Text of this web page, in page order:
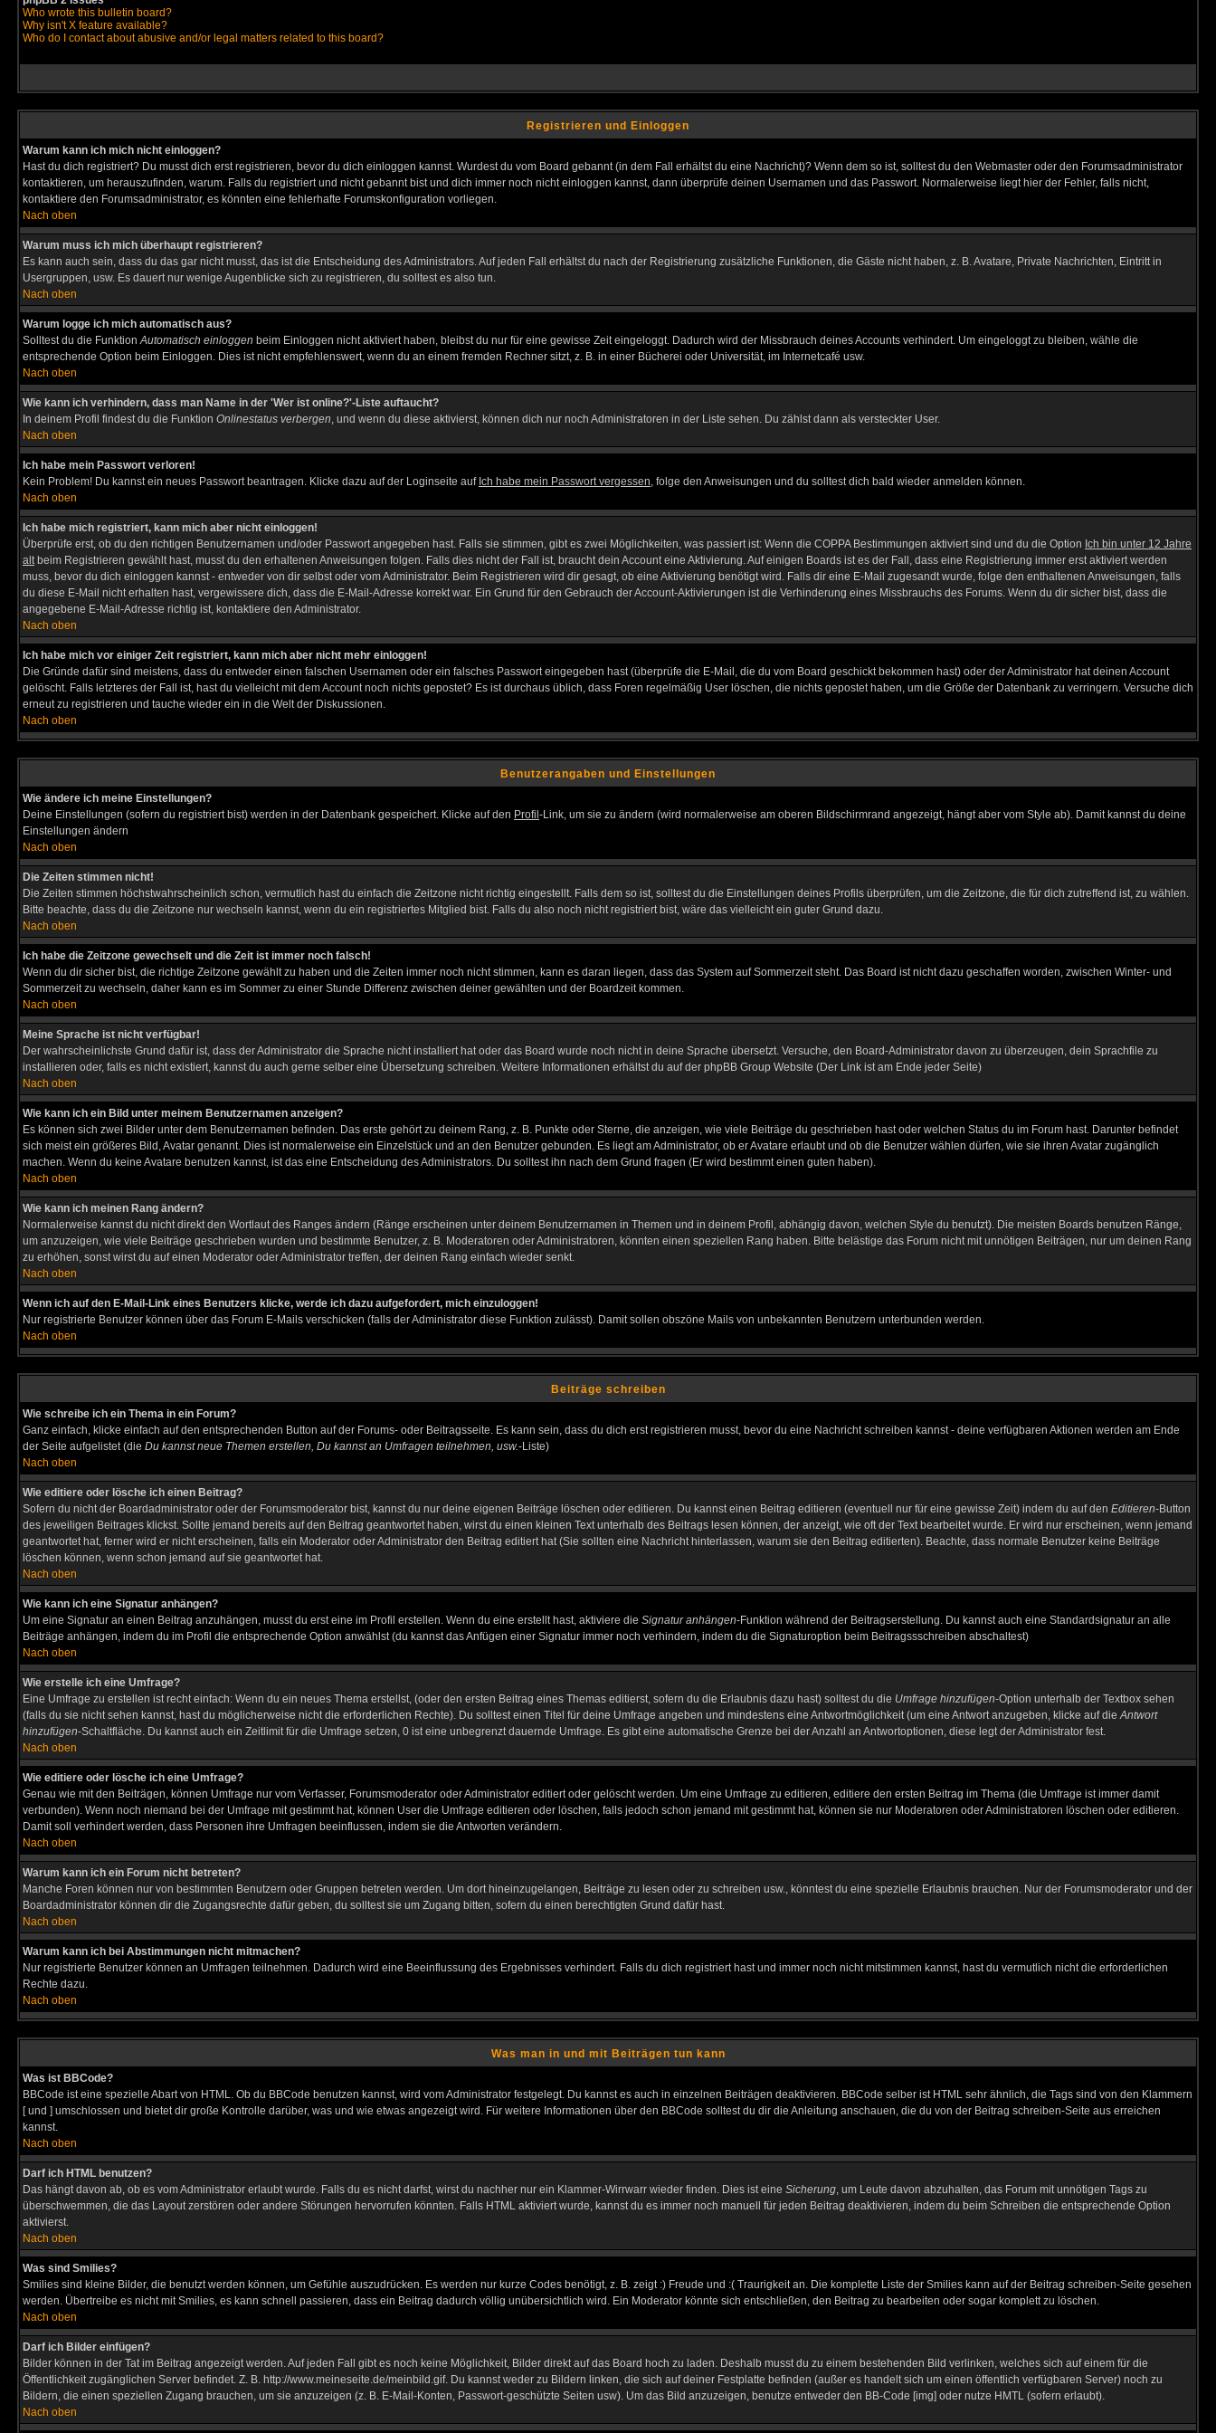
Who wrote this bulletin board?
Why isn't X feature available?
Who do I contact about abusive and/or legal matters related to this board?
Registrieren und Einloggen
Warum kann ich mich nicht einloggen?
Hast du dich registriert? Du musst dich erst registrieren, bevor du dich einloggen kannst. Wurdest du vom Board gebannt (in dem Fall erhältst du eine Nachricht)? Wenn dem so ist, solltest du den Webmaster oder den Forumsadministrator
kontaktieren, um herauszufinden, warum. Falls du registriert und nicht gebannt bist und dich immer noch nicht einloggen kannst, dann überprüfe deinen Usernamen und das Passwort. Normalerweise liegt hier der Fehler, falls nicht,
kontaktiere den Forumsadministrator, es könnten eine fehlerhafte Forumskonfiguration vorliegen.
Nach oben
Warum muss ich mich überhaupt registrieren?
Es kann auch sein, dass du das gar nicht musst, das ist die Entscheidung des Administrators. Auf jeden Fall erhältst du nach der Registrierung zusätzliche Funktionen, die Gäste nicht haben, z. B. Avatare, Private Nachrichten, Eintritt in
Usergruppen, usw. Es dauert nur wenige Augenblicke sich zu registrieren, du solltest es also tun.
Nach oben
Warum logge ich mich automatisch aus?
Solltest du die FunktionAutomatisch einloggen beim Einloggen nicht aktiviert haben, bleibst du nur für eine gewisse Zeit eingeloggt. Dadurch wird der Missbrauch deines Accounts verhindert. Um eingeloggt zu bleiben, wähle die
entsprechende Option beim Einloggen. Dies ist nicht empfehlenswert, wenn du an einem fremden Rechner sitzt, z. B. in einer Bücherei oder Universität, im Internetcafé usw.
Nach oben
Wie kann ich verhindern, dass man Name in der 'Wer ist online?'-Liste auftaucht?
In deinem Profil findest du die Funktion Onlinestatus verbergen, und wenn du diese aktivierst, können dich nur noch Administratoren in der Liste sehen. Du zählst dann als versteckter User.
Nach oben
Ich habe mein Passwort verloren!
Kein Problem! Du kannst ein neues Passwort beantragen. Klicke dazu auf der Loginseite auf Ich habe mein Passwort vergessen, folge den Anweisungen und du solltest dich bald wieder anmelden können.
Nach oben
Ich habe mich registriert, kann mich aber nicht einloggen!
Überprüfe erst, ob du den richtigen Benutzernamen und/oder Passwort angegeben hast. Falls sie stimmen, gibt es zwei Möglichkeiten, was passiert ist: Wenn die COPPA Bestimmungen aktiviert sind und du die Option Ich bin unter 12 Jahre
altbeim Registrieren gewählt hast, musst du den erhaltenen Anweisungen folgen. Falls dies nicht der Fall ist, braucht dein Account eine Aktivierung. Auf einigen Boards ist es der Fall, dass eine Registrierung immer erst aktiviert werden
muss, bevor du dich einloggen kannst - entweder von dir selbst oder vom Administrator. Beim Registrieren wird dir gesagt, ob eine Aktivierung benötigt wird. Falls dir eine E-Mail zugesandt wurde, folge den enthaltenen Anweisungen, falls
du diese E-Mail nicht erhalten hast, vergewissere dich, dass die E-Mail-Adresse korrekt war. Ein Grund für den Gebrauch der Account-Aktivierungen ist die Verhinderung eines Missbrauchs des Forums. Wenn du dir sicher bist, dass die
angegebene E-Mail-Adresse richtig ist, kontaktiere den Administrator.
Nach oben
Ich habe mich vor einiger Zeit registriert, kann mich aber nicht mehr einloggen!
Die Gründe dafür sind meistens, dass du entweder einen falschen Usernamen oder ein falsches Passwort eingegeben hast (überprüfe die E-Mail, die du vom Board geschickt bekommen hast) oder der Administrator hat deinen Account
gelöscht. Falls letzteres der Fall ist, hast du vielleicht mit dem Account noch nichts gepostet? Es ist durchaus üblich, dass Foren regelmäßig User löschen, die nichts gepostet haben, um die Größe der Datenbank zu verringern. Versuche dich
erneut zu registrieren und tauche wieder ein in die Welt der Diskussionen.
Nach oben
Benutzerangaben und Einstellungen
Wie ändere ich meine Einstellungen?
Deine Einstellungen (sofern du registriert bist) werden in der Datenbank gespeichert. Klicke auf den Profil -Link, um sie zu ändern (wird normalerweise am oberen Bildschirmrand angezeigt, hängt aber vom Style ab). Damit kannst du deine
Einstellungen ändern
Nach oben
Die Zeiten stimmen nicht!
Die Zeiten stimmen höchstwahrscheinlich schon, vermutlich hast du einfach die Zeitzone nicht richtig eingestellt. Falls dem so ist, solltest du die Einstellungen deines Profils überprüfen, um die Zeitzone, die für dich zutreffend ist, zu wählen.
Bitte beachte, dass du die Zeitzone nur wechseln kannst, wenn du ein registriertes Mitglied bist. Falls du also noch nicht registriert bist, wäre das vielleicht ein guter Grund dazu.
Nach oben
Ich habe die Zeitzone gewechselt und die Zeit ist immer noch falsch!
Wenn du dir sicher bist, die richtige Zeitzone gewählt zu haben und die Zeiten immer noch nicht stimmen, kann es daran liegen, dass das System auf Sommerzeit steht. Das Board ist nicht dazu geschaffen worden, zwischen Winter- und
Sommerzeit zu wechseln, daher kann es im Sommer zu einer Stunde Differenz zwischen deiner gewählten und der Boardzeit kommen.
Nach oben
Meine Sprache ist nicht verfügbar!
Der wahrscheinlichste Grund dafür ist, dass der Administrator die Sprache nicht installiert hat oder das Board wurde noch nicht in deine Sprache übersetzt. Versuche, den Board-Administrator davon zu überzeugen, dein Sprachfile zu
installieren oder, falls es nicht existiert, kannst du auch gerne selber eine Übersetzung schreiben. Weitere Informationen erhältst du auf der phpBB Group Website (Der Link ist am Ende jeder Seite)
Nach oben
Wie kann ich ein Bild unter meinem Benutzernamen anzeigen?
Es können sich zwei Bilder unter dem Benutzernamen befinden. Das erste gehört zu deinem Rang, z. B. Punkte oder Sterne, die anzeigen, wie viele Beiträge du geschrieben hast oder welchen Status du im Forum hast. Darunter befindet
sich meist ein größeres Bild, Avatar genannt. Dies ist normalerweise ein Einzelstück und an den Benutzer gebunden. Es liegt am Administrator, ob er Avatare erlaubt und ob die Benutzer wählen dürfen, wie sie ihren Avatar zugänglich
machen. Wenn du keine Avatare benutzen kannst, ist das eine Entscheidung des Administrators. Du solltest ihn nach dem Grund fragen (Er wird bestimmt einen guten haben).
Nach oben
Wie kann ich meinen Rang ändern?
Normalerweise kannst du nicht direkt den Wortlaut des Ranges ändern (Ränge erscheinen unter deinem Benutzernamen in Themen und in deinem Profil, abhängig davon, welchen Style du benutzt). Die meisten Boards benutzen Ränge,
um anzuzeigen, wie viele Beiträge geschrieben wurden und bestimmte Benutzer, z. B. Moderatoren oder Administratoren, könnten einen speziellen Rang haben. Bitte belästige das Forum nicht mit unnötigen Beiträgen, nur um deinen Rang
zu erhöhen, sonst wirst du auf einen Moderator oder Administrator treffen, der deinen Rang einfach wieder senkt.
Nach oben
Wenn ich auf den E-Mail-Link eines Benutzers klicke, werde ich dazu aufgefordert, mich einzuloggen!
Nur registrierte Benutzer können über das Forum E-Mails verschicken (falls der Administrator diese Funktion zulässt). Damit sollen obszöne Mails von unbekannten Benutzern unterbunden werden.
Nach oben
Beiträge schreiben
Wie schreibe ich ein Thema in ein Forum?
Ganz einfach, klicke einfach auf den entsprechenden Button auf der Forums- oder Beitragsseite. Es kann sein, dass du dich erst registrieren musst, bevor du eine Nachricht schreiben kannst - deine verfügbaren Aktionen werden am Ende
der Seite aufgelistet (die Du kannst neue Themen erstellen, Du kannst an Umfragen teilnehmen, usw.-Liste)
Nach oben
Wie editiere oder lösche ich einen Beitrag?
Sofern du nicht der Boardadministrator oder der Forumsmoderator bist, kannst du nur deine eigenen Beiträge löschen oder editieren. Du kannst einen Beitrag editieren (eventuell nur für eine gewisse Zeit) indem du auf den Editieren-Button
des jeweiligen Beitrages klickst. Sollte jemand bereits auf den Beitrag geantwortet haben, wirst du einen kleinen Text unterhalb des Beitrags lesen können, der anzeigt, wie oft der Text bearbeitet wurde. Er wird nur erscheinen, wenn jemand
geantwortet hat, ferner wird er nicht erscheinen, falls ein Moderator oder Administrator den Beitrag editiert hat (Sie sollten eine Nachricht hinterlassen, warum sie den Beitrag editierten). Beachte, dass normale Benutzer keine Beiträge
löschen können, wenn schon jemand auf sie geantwortet hat.
Nach oben
Wie kann ich eine Signatur anhängen?
Um eine Signatur an einen Beitrag anzuhängen, musst du erst eine im Profil erstellen. Wenn du eine erstellt hast, aktiviere die Signatur anhängen-Funktion während der Beitragserstellung. Du kannst auch eine Standardsignatur an alle
Beiträge anhängen, indem du im Profil die entsprechende Option anwählst (du kannst das Anfügen einer Signatur immer noch verhindern, indem du die Signaturoption beim Beitragssschreiben abschaltest)
Nach oben
Wie erstelle ich eine Umfrage?
Eine Umfrage zu erstellen ist recht einfach: Wenn du ein neues Thema erstellst, (oder den ersten Beitrag eines Themas editierst, sofern du die Erlaubnis dazu hast) solltest du die Umfrage hinzufügen-Option unterhalb der Textbox sehen
(falls du sie nicht sehen kannst, hast du möglicherweise nicht die erforderlichen Rechte). Du solltest einen Titel für deine Umfrage angeben und mindestens eine Antwortmöglichkeit (um eine Antwort anzugeben, klicke auf dieAntwort
hinzufügen-Schaltfläche. Du kannst auch ein Zeitlimit für die Umfrage setzen, 0 ist eine unbegrenzt dauernde Umfrage. Es gibt eine automatische Grenze bei der Anzahl an Antwortoptionen, diese legt der Administrator fest.
Nach oben
Wie editiere oder lösche ich eine Umfrage?
Genau wie mit den Beiträgen, können Umfrage nur vom Verfasser, Forumsmoderator oder Administrator editiert oder gelöscht werden. Um eine Umfrage zu editieren, editiere den ersten Beitrag im Thema (die Umfrage ist immer damit
verbunden). Wenn noch niemand bei der Umfrage mit gestimmt hat, können User die Umfrage editieren oder löschen, falls jedoch schon jemand mit gestimmt hat, können sie nur Moderatoren oder Administratoren löschen oder editieren.
Damit soll verhindert werden, dass Personen ihre Umfragen beeinflussen, indem sie die Antworten verändern.
Nach oben
Warum kann ich ein Forum nicht betreten?
Manche Foren können nur von bestimmten Benutzern oder Gruppen betreten werden. Um dort hineinzugelangen, Beiträge zu lesen oder zu schreiben usw., könntest du eine spezielle Erlaubnis brauchen. Nur der Forumsmoderator und der
Boardadministrator können dir die Zugangsrechte dafür geben, du solltest sie um Zugang bitten, sofern du einen berechtigten Grund dafür hast.
Nach oben
Warum kann ich bei Abstimmungen nicht mitmachen?
Nur registrierte Benutzer können an Umfragen teilnehmen. Dadurch wird eine Beeinflussung des Ergebnisses verhindert. Falls du dich registriert hast und immer noch nicht mitstimmen kannst, hast du vermutlich nicht die erforderlichen
Rechte dazu.
Nach oben
Was man in und mit Beiträgen tun kann
Was ist BBCode?
BBCode ist eine spezielle Abart von HTML. Ob du BBCode benutzen kannst, wird vom Administrator festgelegt. Du kannst es auch in einzelnen Beiträgen deaktivieren. BBCode selber ist HTML sehr ähnlich, die Tags sind von den Klammern
[ und ] umschlossen und bietet dir große Kontrolle darüber, was und wie etwas angezeigt wird. Für weitere Informationen über den BBCode solltest du dir die Anleitung anschauen, die du von der Beitrag schreiben-Seite aus erreichen
kannst.
Nach oben
Darf ich HTML benutzen?
Das hängt davon ab, ob es vom Administrator erlaubt wurde. Falls du es nicht darfst, wirst du nachher nur ein Klammer-Wirrwarr wieder finden. Dies ist eine Sicherung, um Leute davon abzuhalten, das Forum mit unnötigen Tags zu
überschwemmen, die das Layout zerstören oder andere Störungen hervorrufen könnten. Falls HTML aktiviert wurde, kannst du es immer noch manuell für jeden Beitrag deaktivieren, indem du beim Schreiben die entsprechende Option
aktivierst.
Nach oben
Was sind Smilies?
Smilies sind kleine Bilder, die benutzt werden können, um Gefühle auszudrücken. Es werden nur kurze Codes benötigt, z. B. zeigt :) Freude und :( Traurigkeit an. Die komplette Liste der Smilies kann auf der Beitrag schreiben-Seite gesehen
werden. Übertreibe es nicht mit Smilies, es kann schnell passieren, dass ein Beitrag dadurch völlig unübersichtlich wird. Ein Moderator könnte sich entschließen, den Beitrag zu bearbeiten oder sogar komplett zu löschen.
Nach oben
Darf ich Bilder einfügen?
Bilder können in der Tat im Beitrag angezeigt werden. Auf jeden Fall gibt es noch keine Möglichkeit, Bilder direkt auf das Board hoch zu laden. Deshalb musst du zu einem bestehenden Bild verlinken, welches sich auf einem für die
Öffentlichkeit zugänglichen Server befindet. Z. B. http://www.meineseite.de/meinbild.gif. Du kannst weder zu Bildern linken, die sich auf deiner Festplatte befinden (außer es handelt sich um einen öffentlich verfügbaren Server) noch zu
Bildern, die einen speziellen Zugang brauchen, um sie anzuzeigen (z. B. E-Mail-Konten, Passwort-geschützte Seiten usw). Um das Bild anzuzeigen, benutze entweder den BB-Code [img] oder nutze HMTL (sofern erlaubt).
Nach oben